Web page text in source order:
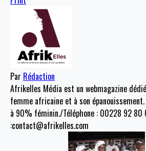
Par Rédaction
Afrikelles Média est un webmagazine
femme africaine et à son épanouissement.
à 90% féminin./Téléphone : 00228 92
:contact@afrikelles.com